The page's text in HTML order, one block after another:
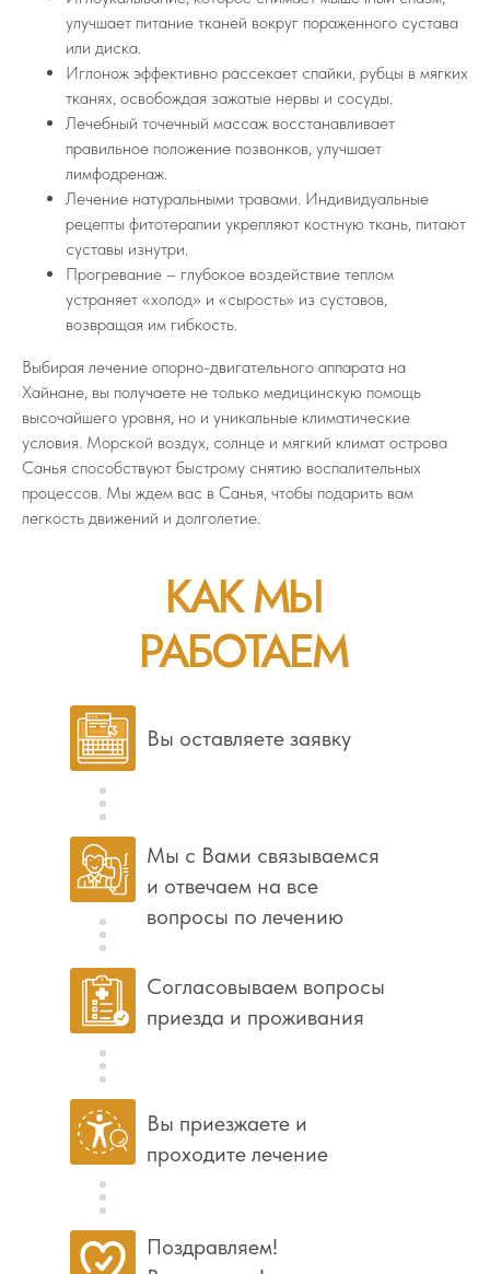
улучшает питание тканей вокруг пораженного сустава
или диска.
Иглонож эффективно рассекает спайки, рубцы в мягких
тканях, освобождая зажатые нервы и сосуды.
Лечебный точечный массаж восстанавливает
правильное положение позвонков, улучшает
лимфодренаж.
Лечение натуральными травами. Индивидуальные
рецепты фитотерапии укрепляют костную ткань, питают
суставы изнутри.
Прогревание – глубокое воздействие теплом
устраняет «холод» и «сырость» из суставов,
возвращая им гибкость.
Выбирая лечение опорно-двигательного аппарата на
Хайнане, вы получаете не только медицинскую помощь
высочайшего уровня, но и уникальные климатические
условия. Морской воздух, солнце и мягкий климат острова
Санья способствуют быстрому снятию воспалительных
процессов. Мы ждем вас в Санья, чтобы подарить вам
легкость движений и долголетие.
КАК МЫ
РАБОТАЕМ
Вы оставляете заявку
Мы с Вами связываемся
и отвечаем на все
вопросы по лечению
Согласовываем вопросы
приезда и проживания
Вы приезжаете и
проходите лечение
Поздравляем!